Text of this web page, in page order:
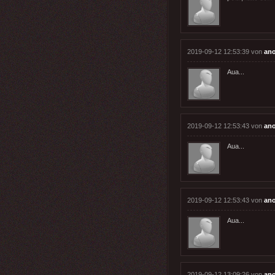
2019-09-12 12:53:39 von
Aua...
2019-09-12 12:53:43 von
Aua...
2019-09-12 12:53:43 von
Aua...